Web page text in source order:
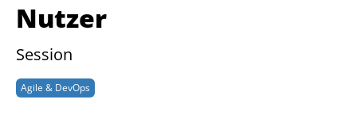
Nutzer
Session
Agile & DevOps